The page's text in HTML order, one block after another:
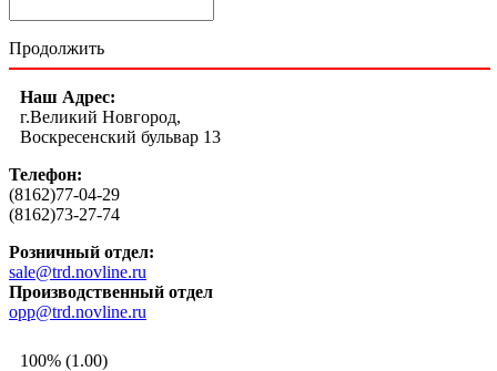
Продолжить
Наш Адрес:
г.Великий Новгород,
Воскресенский бульвар 13
Телефон:
(8162)77-04-29
(8162)73-27-74
Розничный отдел:
sale@trd.novline.ru
Производственный отдел
opp@trd.novline.ru
100% (1.00)